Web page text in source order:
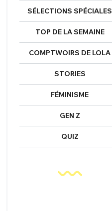
SÉLECTIONS SPÉCIALES
TOP DE LA SEMAINE
COMPTWOIRS DE LOLA
STORIES
FÉMINISME
GEN Z
QUIZ